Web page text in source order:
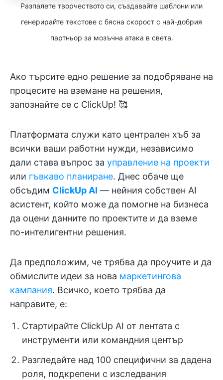
Разпалете творчеството си, създавайте шаблони или
генерирайте текстове с бясна скорост с най-добрия
партньор за мозъчна атака в света.
Ако търсите едно решение за подобряване на
процесите на вземане на решения,
запознайте се с ClickUp! 🥰
Платформата служи като централен хъб за
всички ваши работни нужди, независимо
дали става въпрос за управление на проекти
или гъвкаво планиране. Днес обаче ще
обсъдим ClickUp AI — нейния собствен AI
асистент, който може да помогне на бизнеса
да оцени данните по проектите и да вземе
по-интелигентни решения.
Да предположим, че трябва да проучите и да
обмислите идеи за нова маркетингова
кампания. Всичко, което трябва да
направите, е:
Стартирайте ClickUp AI от лентата с
инструменти или командния център
Разгледайте над 100 специфични за дадена
роля, подкрепени с изследвания